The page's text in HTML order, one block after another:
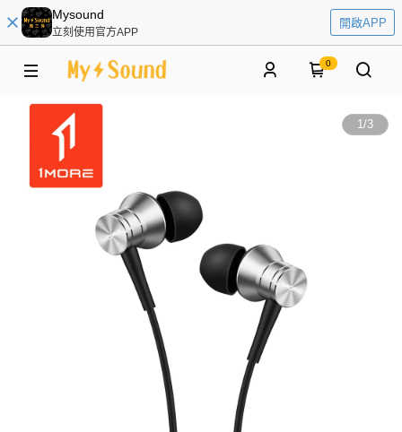
Mysound
立刻使用官方APP
開啟APP
0
1/3